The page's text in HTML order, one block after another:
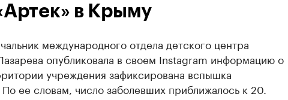
в Крыму
международного отдела детского центра
опубликовала в своем Instagram информацию о
учреждения зафиксирована вспышка
ее словам, число заболевших приближалось к 20.